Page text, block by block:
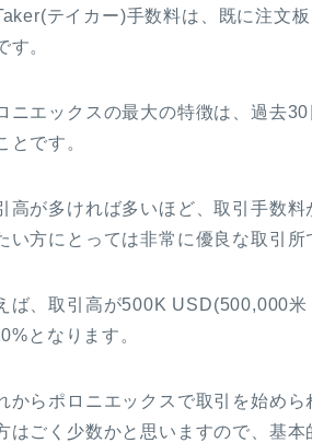
テイカー)手数料は、既に注文
す。
ニエックスの最大の特徴は、過去
とです。
高が多ければ多いほど、取引手数
い方にとっては非常に優良な取引所
ば、取引高が500K USD(500,000
となります。
からポロニエックスで取引を始め
はごく少数かと思いますので、基